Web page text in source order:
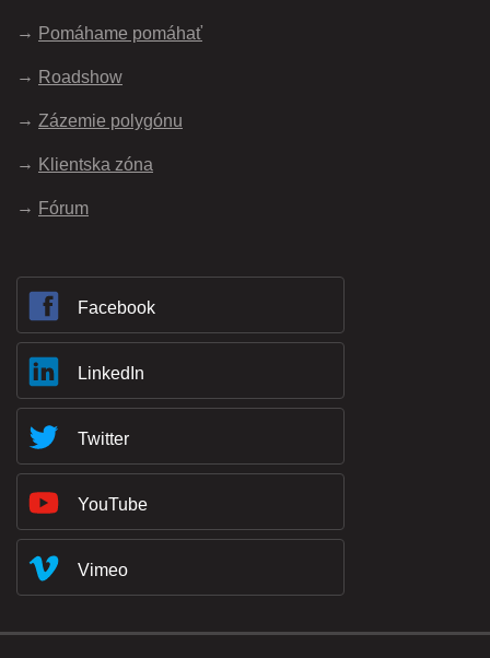
Pomáhame pomáhať
Roadshow
Zázemie polygónu
Klientska zóna
Fórum
Facebook
LinkedIn
Twitter
YouTube
Vimeo